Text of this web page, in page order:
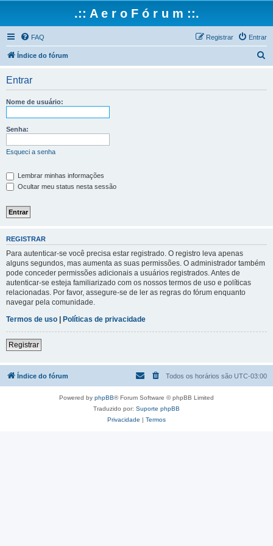
.:: A e r o F ó r u m ::.
FAQ Entrar
Registrar
Índice do fórum
Entrar
Nome de usuário:
Senha:
Esqueci a senha
Lembrar minhas informações
Ocultar meu status nesta sessão
REGISTRAR
Para autenticar-se você precisa estar registrado. O registro leva apenas
alguns segundos, mas aumenta as suas permissões. O administrador também
pode conceder permissões adicionais a usuários registrados. Antes de
autenticar-se esteja familiarizado com os nossos termos de uso e políticas
relacionadas. Por favor, assegure-se de ler as regras do fórum enquanto
navegar pela comunidade.
Termos de uso | Políticas de privacidade
Registrar
Índice do fórum Todos os horários são UTC-03:00
Powered by phpBB® Forum Software © phpBB Limited
Traduzido por: Suporte phpBB
Privacidade | Termos